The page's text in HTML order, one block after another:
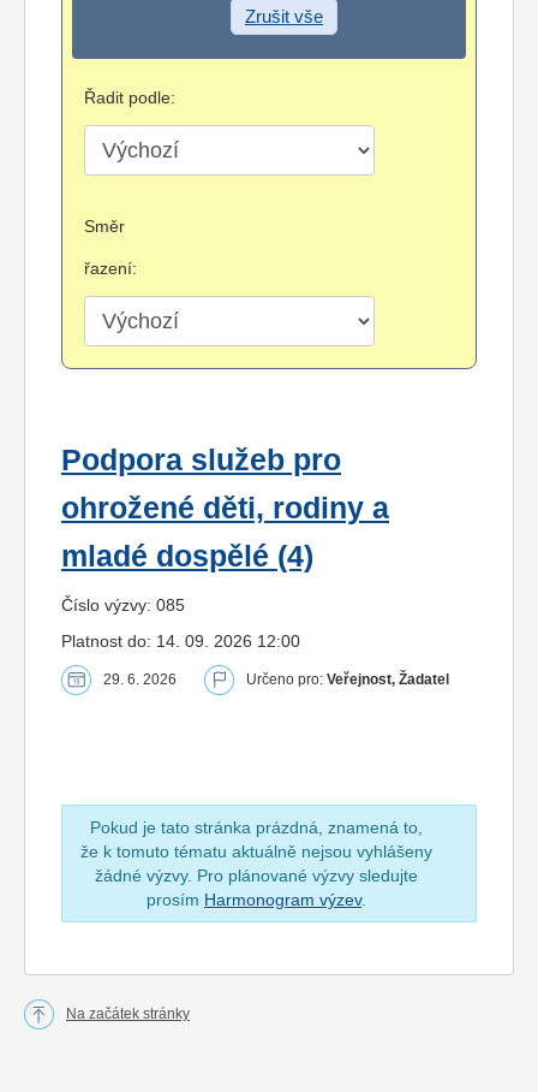
Zrušit vše
Řadit podle:
Směr
řazení:
Podpora služeb pro
ohrožené děti, rodiny a
mladé dospělé (4)
Číslo výzvy: 085
Platnost do: 14. 09. 2026 12:00
29. 6. 2026 Určeno pro: Veřejnost, Žadatel
Pokud je tato stránka prázdná, znamená to,
že k tomuto tématu aktuálně nejsou vyhlášeny
žádné výzvy. Pro plánované výzvy sledujte
prosím Harmonogram výzev.
Na začátek stránky